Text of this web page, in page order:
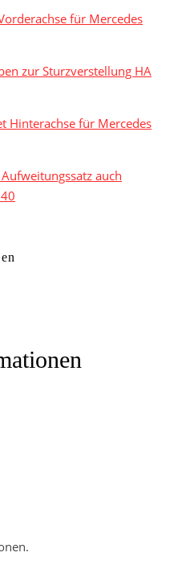
für Mercedes
zur Sturzverstellung HA
Hinterachse für Mercedes
auch